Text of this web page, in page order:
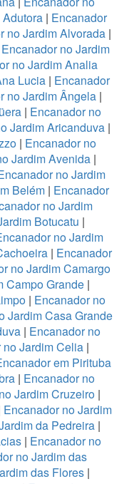
| Encanador
no Jardim Alvorada |
Encanador no Jardim
no Jardim Analia
Lucia| Encanador
no Jardim Ângela|
| Encanador no
Jardim Aricanduva |
| Encanador no
Jardim Avenida|
no Jardim
Belém| Encanador
no Jardim
Botucatu |
no Jardim
| Encanador
no Jardim Camargo
Campo Grande|
| Encanador no
Jardim Casa Grande
| Encanador no
Jardim Celia|
em Pirituba
| Encanador no
Jardim Cruzeiro |
Encanador no Jardim
da Pedreira|
| Encanador no
no Jardim das
das Flores |